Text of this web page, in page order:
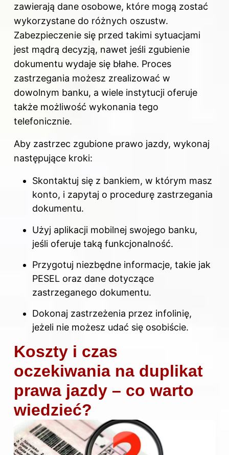
zawierają dane osobowe, które mogą zostać
wykorzystane do różnych oszustw.
Zabezpieczenie się przed takimi sytuacjami
jest mądrą decyzją, nawet jeśli zgubienie
dokumentu wydaje się błahe. Proces
zastrzegania możesz zrealizować w
dowolnym banku, a wiele instytucji oferuje
także możliwość wykonania tego
telefonicznie.
Aby zastrzec zgubione prawo jazdy, wykonaj
następujące kroki:
Skontaktuj się z bankiem, w którym masz
konto, i zapytaj o procedurę zastrzegania
dokumentu.
Użyj aplikacji mobilnej swojego banku,
jeśli oferuje taką funkcjonalność.
Przygotuj niezbędne informacje, takie jak
PESEL oraz dane dotyczące
zastrzeganego dokumentu.
Dokonaj zastrzeżenia przez infolinię,
jeżeli nie możesz udać się osobiście.
Koszty i czas
oczekiwania na duplikat
prawa jazdy – co warto
wiedzieć?